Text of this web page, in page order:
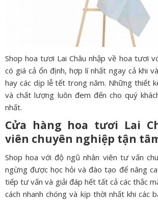
Shop hoa tươi Lai Châu nhập về hoa tươi
có giá cả ổn định, hợp lí nhất ngay cả khi
hay các dịp lễ tết trong năm. Những thiết
và chất lượng luôn đem đến cho quý
nhất.
Cửa hàng hoa tươi Lai
viên chuyên nghiệp tận
Shop hoa với độ ngũ nhân viên tư vấn
ngừng được học hỏi và đào tạo để nâng
tiếp tư vấn và giải đáp hết tất cả các thắc
cách nhanh chóng và kịp thời nhất khi các